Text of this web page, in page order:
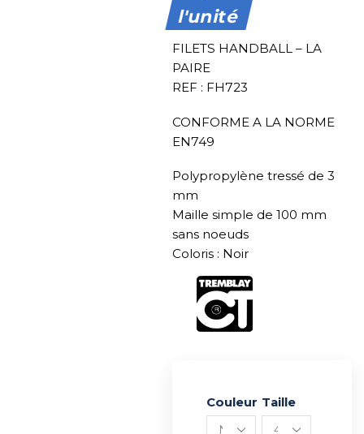
l'unité
FILETS HANDBALL – LA
PAIRE
REF : FH723
CONFORME A LA NORME
EN749
Polypropylène tressé de 3
mm
Maille simple de 100 mm
sans noeuds
Coloris : Noir
Couleur Taille
Alternative: